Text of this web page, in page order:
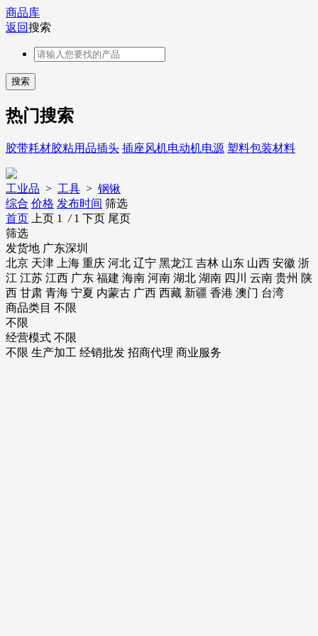
商品库
返回搜索
热门搜索
胶带耗材胶粘用品插头 插座风机电动机电源 塑料包装材料
工业品 > 工具 > 钢锹
综合 价格 发布时间 筛选
首页
上页 1 /1 下页 尾页
筛选
发货地 广东深圳
北京 天津 上海 重庆 河北 辽宁 黑龙江 吉林 山东 山西 安徽 浙
江 江苏 江西 广东 福建 海南 河南 湖北 湖南 四川 云南 贵州 陕
西 甘肃 青海 宁夏 内蒙古 广西 西藏 新疆 香港 澳门 台湾
商品类目 不限
不限
经营模式 不限
不限 生产加工 经销批发 招商代理 商业服务